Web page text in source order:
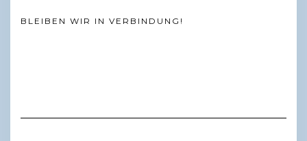
BLEIBEN WIR IN VERBINDUNG!